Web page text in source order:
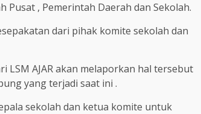
Pusat , Pemerintah Daerah dan Sekolah.
dari pihak komite sekolah dan
LSM AJAR akan melaporkan hal tersebut
yang terjadi saat ini .
sekolah dan ketua komite untuk